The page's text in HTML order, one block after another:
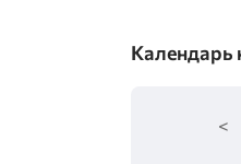
Календарь
<